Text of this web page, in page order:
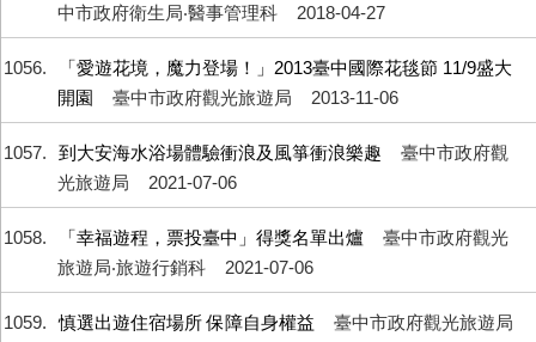
中市政府衛生局‧醫事管理科
2018-04-27
1056
「愛遊花境，魔力登場！」2013臺中國際花毯節 11/9盛大
開園
臺中市政府觀光旅遊局 2013-11-06
1057 到大安海水浴場體驗衝浪及風箏衝浪樂趣
臺中市政府觀
光旅遊局
2021-07-06
1058 「幸福遊程，票投臺中」得獎名單出爐
臺中市政府觀光
旅遊局‧旅遊行銷科
2021-07-06
1059 慎選出遊住宿場所 保障自身權益
臺中市政府觀光旅遊局